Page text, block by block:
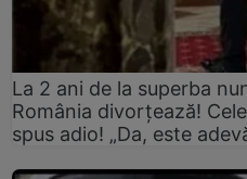
La 2 ani de la superba
România divorțează!
spus adio! „Da, este